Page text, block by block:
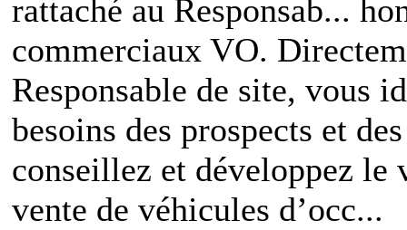
rattaché au Responsab...
commerciaux VO.
Responsable de site, vous
besoins des prospects et
conseillez et développez le
vente de véhicules d’occ...